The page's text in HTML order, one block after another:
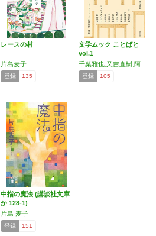
レースの村
片島麦子
登録 135
文学ムック ことばと
vol.1
登録 105
中指の魔法 (講談社文庫
か 128-1)
片島 麦子
登録 151